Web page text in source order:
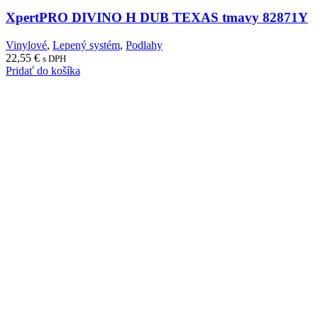
XpertPRO DIVINO H DUB TEXAS tmavy 82871Y
Vinylové, Lepený systém, Podlahy
22,55 € s DPH
Pridať do košíka